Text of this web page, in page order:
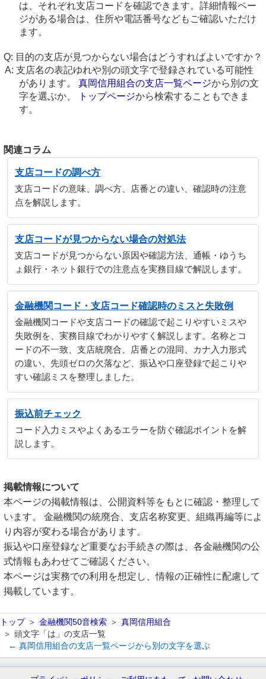
は、それぞれ支店コードを確認できます。詳細情報ペー
ジがある場合は、住所や電話番号などもご確認いただけ
ます。
目的の支店が見つからない場合はどうすればよいですか？
支店名の表記ゆれや別の頭文字で登録されている可能性
があります。 真岡信用組合の支店一覧ページから別の文
字を選ぶか、
トップページから検索することもできま
す。
関連コラム
支店コードの調べ方
支店コードの意味、調べ方、店番との違い、確認時の注意
点を解説します。
支店コードが見つからない場合の対処法
支店コードが見つからない原因や確認方法、通帳・ゆうち
ょ銀行・ネット銀行での注意点を実務目線で解説します。
金融機関コード・支店コード確認時のミスと失敗例
金融機関コードや支店コードの確認で起こりやすいミスや
失敗例を、実務目線でわかりやすく解説します。名称とコ
ードの不一致、支店統廃合、店番との混同、カナ入力形式
の違い、先頭ゼロの欠落など、振込や口座登録で起こりや
すい確認ミスを整理しました。
振込前チェック
コード入力ミスやよくあるエラーを防ぐ確認ポイントを解
説します。
掲載情報について
本ページの掲載情報は、公開資料等をもとに確認・整理して
います。 金融機関の統廃合、支店名称変更、組織再編等によ
り内容が変わる場合があります。
振込や口座登録など重要なお手続きの際は、各金融機関の公
式情報もあわせてご確認ください。
本ページは実務での利用を想定し、情報の正確性に配慮して
掲載しています。
トップ 金融機関50音検索
真岡信用組合
頭文字「は」の支店一覧
← 真岡信用組合の支店一覧ページから別の文字を選ぶ